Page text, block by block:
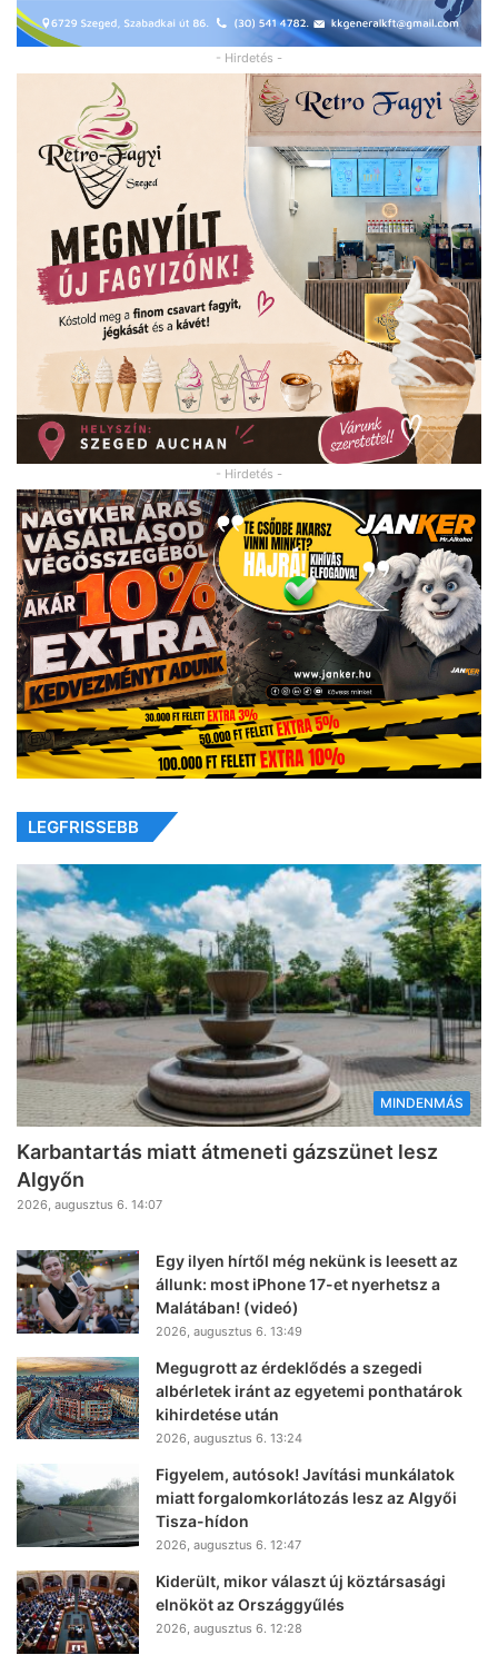
- Hirdetés -
- Hirdetés -
LEGFRISSEBB
MINDENMÁS
Karbantartás miatt átmeneti gázszünet lesz
Algyőn
2026, augusztus 6. 14:07
Egy ilyen hírtől még nekünk is leesett az
állunk: most iPhone 17-et nyerhetsz a
Malátában! (videó)
2026, augusztus 6. 13:49
Megugrott az érdeklődés a szegedi
albérletek iránt az egyetemi ponthatárok
kihirdetése után
2026, augusztus 6. 13:24
Figyelem, autósok! Javítási munkálatok
miatt forgalomkorlátozás lesz az Algyői
Tisza-hídon
2026, augusztus 6. 12:47
Kiderült, mikor választ új köztársasági
elnököt az Országgyűlés
2026, augusztus 6. 12:28